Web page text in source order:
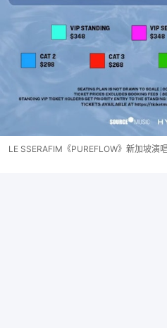
LE SSERAFIM《PUREFLOW》新加坡演